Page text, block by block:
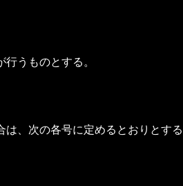
うものとする。
、次の各号に定めるとおりとする